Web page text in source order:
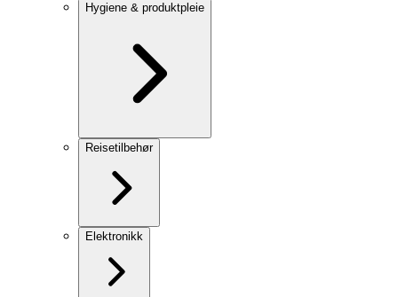
Hygiene & produktpleie
Reisetilbehør
Elektronikk